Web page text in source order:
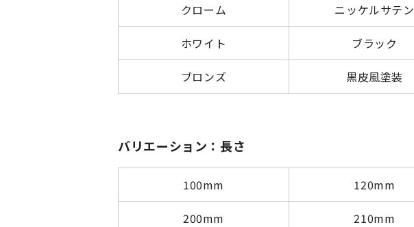
クローム ニッケルサテン
ホワイト ブラック
ブロンズ 黒皮風塗装
バリエーション：長さ
100mm 120mm
200mm 210mm